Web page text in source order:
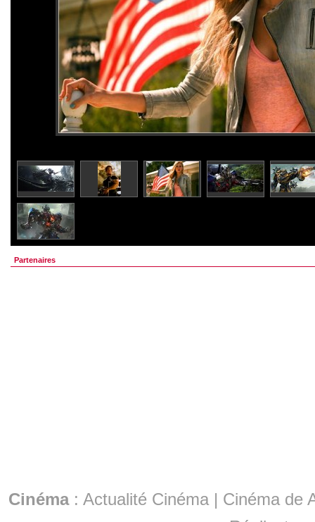
Partenaires
Cinéma: Actualité Cinéma | Cinéma de